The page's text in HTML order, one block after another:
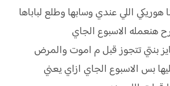
اللي عندي وسابها وطلع لباباها
هنعمله الاسبوع الجاي
بنتي تتجوز قبل م اموت والمرض
بس الاسبوع الجاي ازاي يعني